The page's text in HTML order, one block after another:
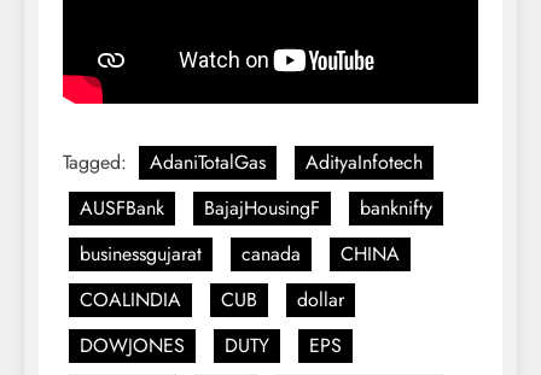
Tagged: AdaniTotalGas
AdityaInfotech
AUSFBank
BajajHousingF
banknifty
businessgujarat
canada
CHINA
COALINDIA
CUB
dollar
DOWJONES
DUTY
EPS